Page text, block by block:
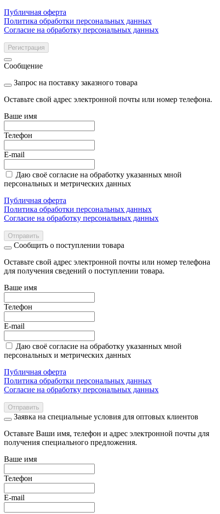
Публичная оферта
Политика обработки персональных данных
Согласие на обработку персональных данных
Регистрация
Сообщение
Запрос на поставку заказного товара
Оставьте свой адрес электронной почты или номер телефона.
Ваше имя
Телефон
E-mail
Даю своё согласие на обработку указанных мной
персональных и метрических данных
Публичная оферта
Политика обработки персональных данных
Согласие на обработку персональных данных
Отправить
Сообщить о поступлении товара
Оставьте свой адрес электронной почты или номер телефона
для получения сведений о поступлении товара.
Ваше имя
Телефон
E-mail
Даю своё согласие на обработку указанных мной
персональных и метрических данных
Публичная оферта
Политика обработки персональных данных
Согласие на обработку персональных данных
Отправить
Заявка на специальные условия для оптовых клиентов
Оставьте Ваши имя, телефон и адрес электронной почты для
получения специального предложения.
Ваше имя
Телефон
E-mail